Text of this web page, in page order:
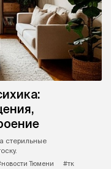
стерильные
Тюмени #тк